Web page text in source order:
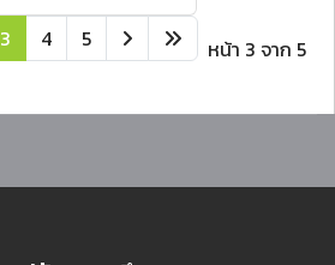
หน้า 3 จาก 5
3 4 5